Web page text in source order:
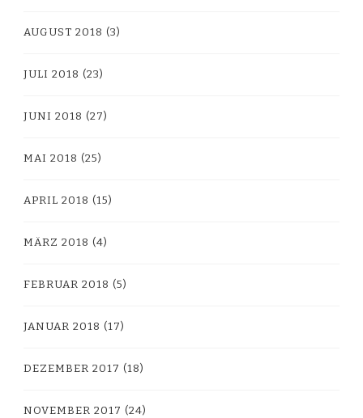
AUGUST 2018 (3)
JULI 2018 (23)
JUNI 2018 (27)
MAI 2018 (25)
APRIL 2018 (15)
MÄRZ 2018 (4)
FEBRUAR 2018 (5)
JANUAR 2018 (17)
DEZEMBER 2017 (18)
NOVEMBER 2017 (24)